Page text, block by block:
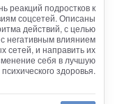
реакций подростков к
соцсетей. Описаны
действий, с целью
негативным влиянием
сетей, и направить их
себя в лучшую
здоровья.